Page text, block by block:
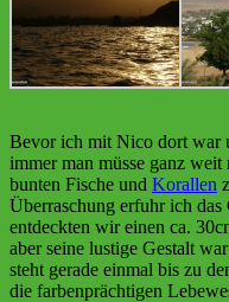
Bevor ich mit Nico dort war
immer man müsse ganz
bunten Fische und Korallen
Überraschung erfuhr ich
entdeckten wir einen ca.
aber seine lustige Gestalt
steht gerade einmal bis zu
die farbenprächtigen